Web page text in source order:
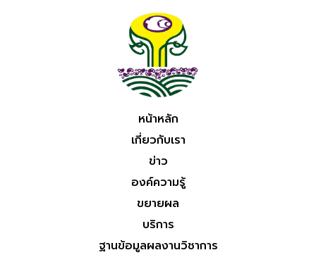
หน้าหลัก
เกี่ยวกับเรา
ข่าว
องค์ความรู้
ขยายผล
บริการ
ฐานข้อมูลผลงานวิชาการ